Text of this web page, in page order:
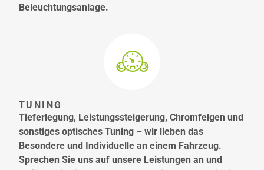
Beleuchtungsanlage.
TUNING
Tieferlegung, Leistungssteigerung, Chromfelgen und
sonstiges optisches Tuning – wir lieben das
Besondere und Individuelle an einem Fahrzeug.
Sprechen Sie uns auf unsere Leistungen an und